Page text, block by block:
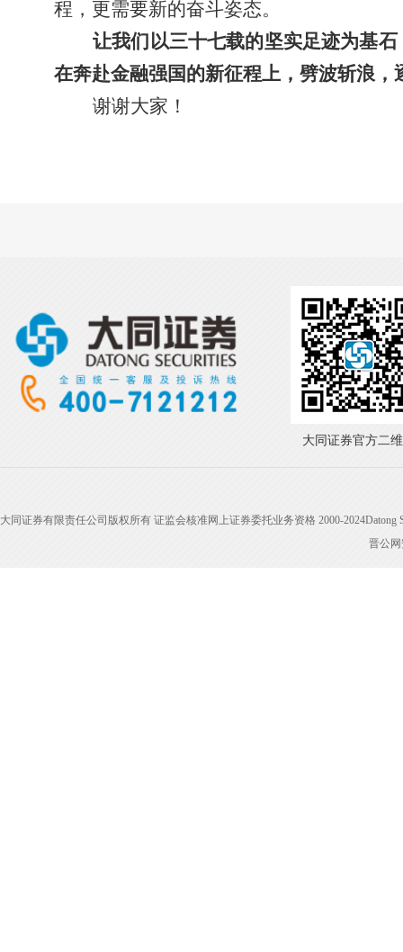
程，更需要新的奋斗姿态。
让我们以三十七载的坚实足迹为基
在奔赴金融强国的新征程上，劈波斩浪，
谢谢大家！
大同证券官方二
大同证券有限责任公司版权所有 证监会核准网上证券委托业务资格 2000-2024Datong
晋公网